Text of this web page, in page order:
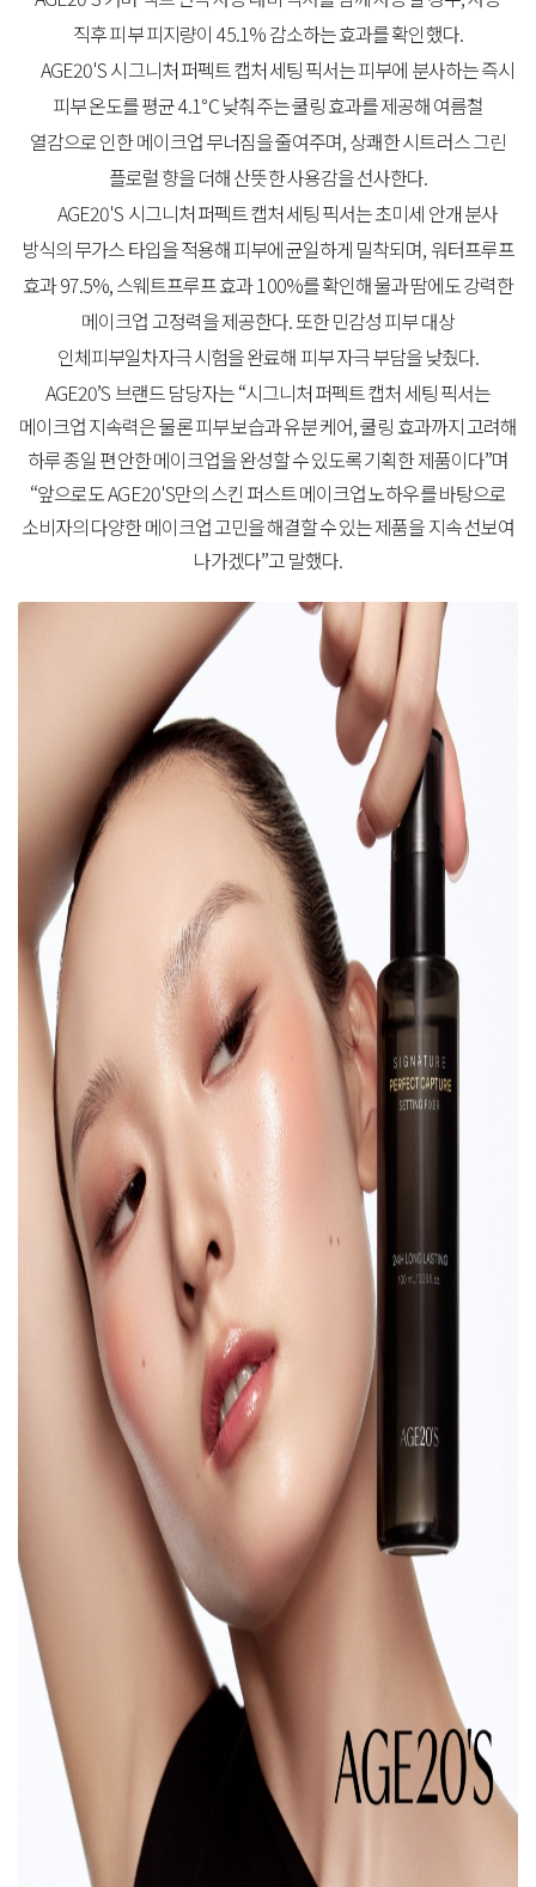
직후피부피지량이 45.1%감소하는효과를확인했다.
AGE20'S시그니처퍼펙트캡처세팅픽서는피부에 분사하는즉시
피부온도를평균4.1℃낮춰주는쿨링효과를제공해여름철
열감으로인한메이크업무너짐을줄여주며,상쾌한시트러스그린
플로럴향을더해산뜻한사용감을선사한다.
AGE20'S 시그니처퍼펙트캡처세팅픽서는초미세 안개분사
방식의무가스타입을적용해피부에균일하게 밀착되며, 워터프루프
효과97.5%,스웨트프루프효과100%를확인해물과땀에도강력한
메이크업고정력을제공한다.또한민감성피부대상
인체피부일차자극시험을완료해 피부자극부담을낮췄다.
AGE20’S 브랜드담당자는“시그니처퍼펙트캡처세팅픽서는
메이크업지속력은물론피부보습과유분케어,쿨링 효과까지고려해
하루종일 편안한메이크업을완성할수있도록기획한제품이다”며
“앞으로도AGE20'S만의스킨 퍼스트메이크업노하우를바탕으로
소비자의다양한메이크업고민을해결할수있는제품을지속선보여
나가겠다”고말했다.